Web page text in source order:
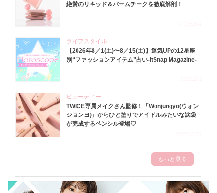
絶賛のリキッド＆バームチークを徹底解剖！
ライフスタイル
【2026年8／1(土)〜8／15(土)】運気UPの12星座
別“ファッションアイテム”占い-itSnap Magazine-
ビューティー
TWICE専属メイクさん監修！「Wonjungyo(ウォン
ジョンヨ)」からひと塗りでアイドルみたいな涙袋
が完成するペンシル登場♡
もっと見る